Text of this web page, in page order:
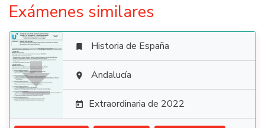
Exámenes similares

 Historia de España
 Andalucía
 Extraordinaria de 2022